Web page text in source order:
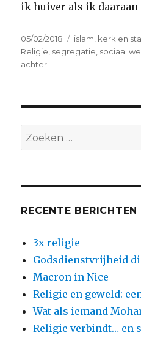
ik huiver als ik daaraan
Geplaatst
op
05/02/2018 Categorieën
islam kerk en
Religie segregatie sociaal
achterop
Berchem
Zoeken
naar:
RECENTE BERICHTEN
3x religie
Godsdienstvrijheid
Macron in Nice
Religie en geweld:
Wat als iemand
Religie verbindt… en